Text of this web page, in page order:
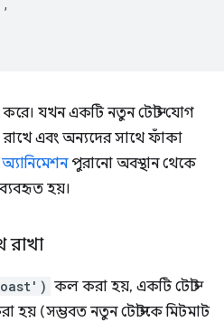
,
যখন একটি নতুন টোস্ট যোগ
এবং অন্যদের সাথে ফাঁকা
পুরানো অবস্থান থেকে
হয়।
রাখা
কল করা হয়, একটি টোস্ট
হয় (সম্ভবত নতুন টোস্টকে মিটমাট